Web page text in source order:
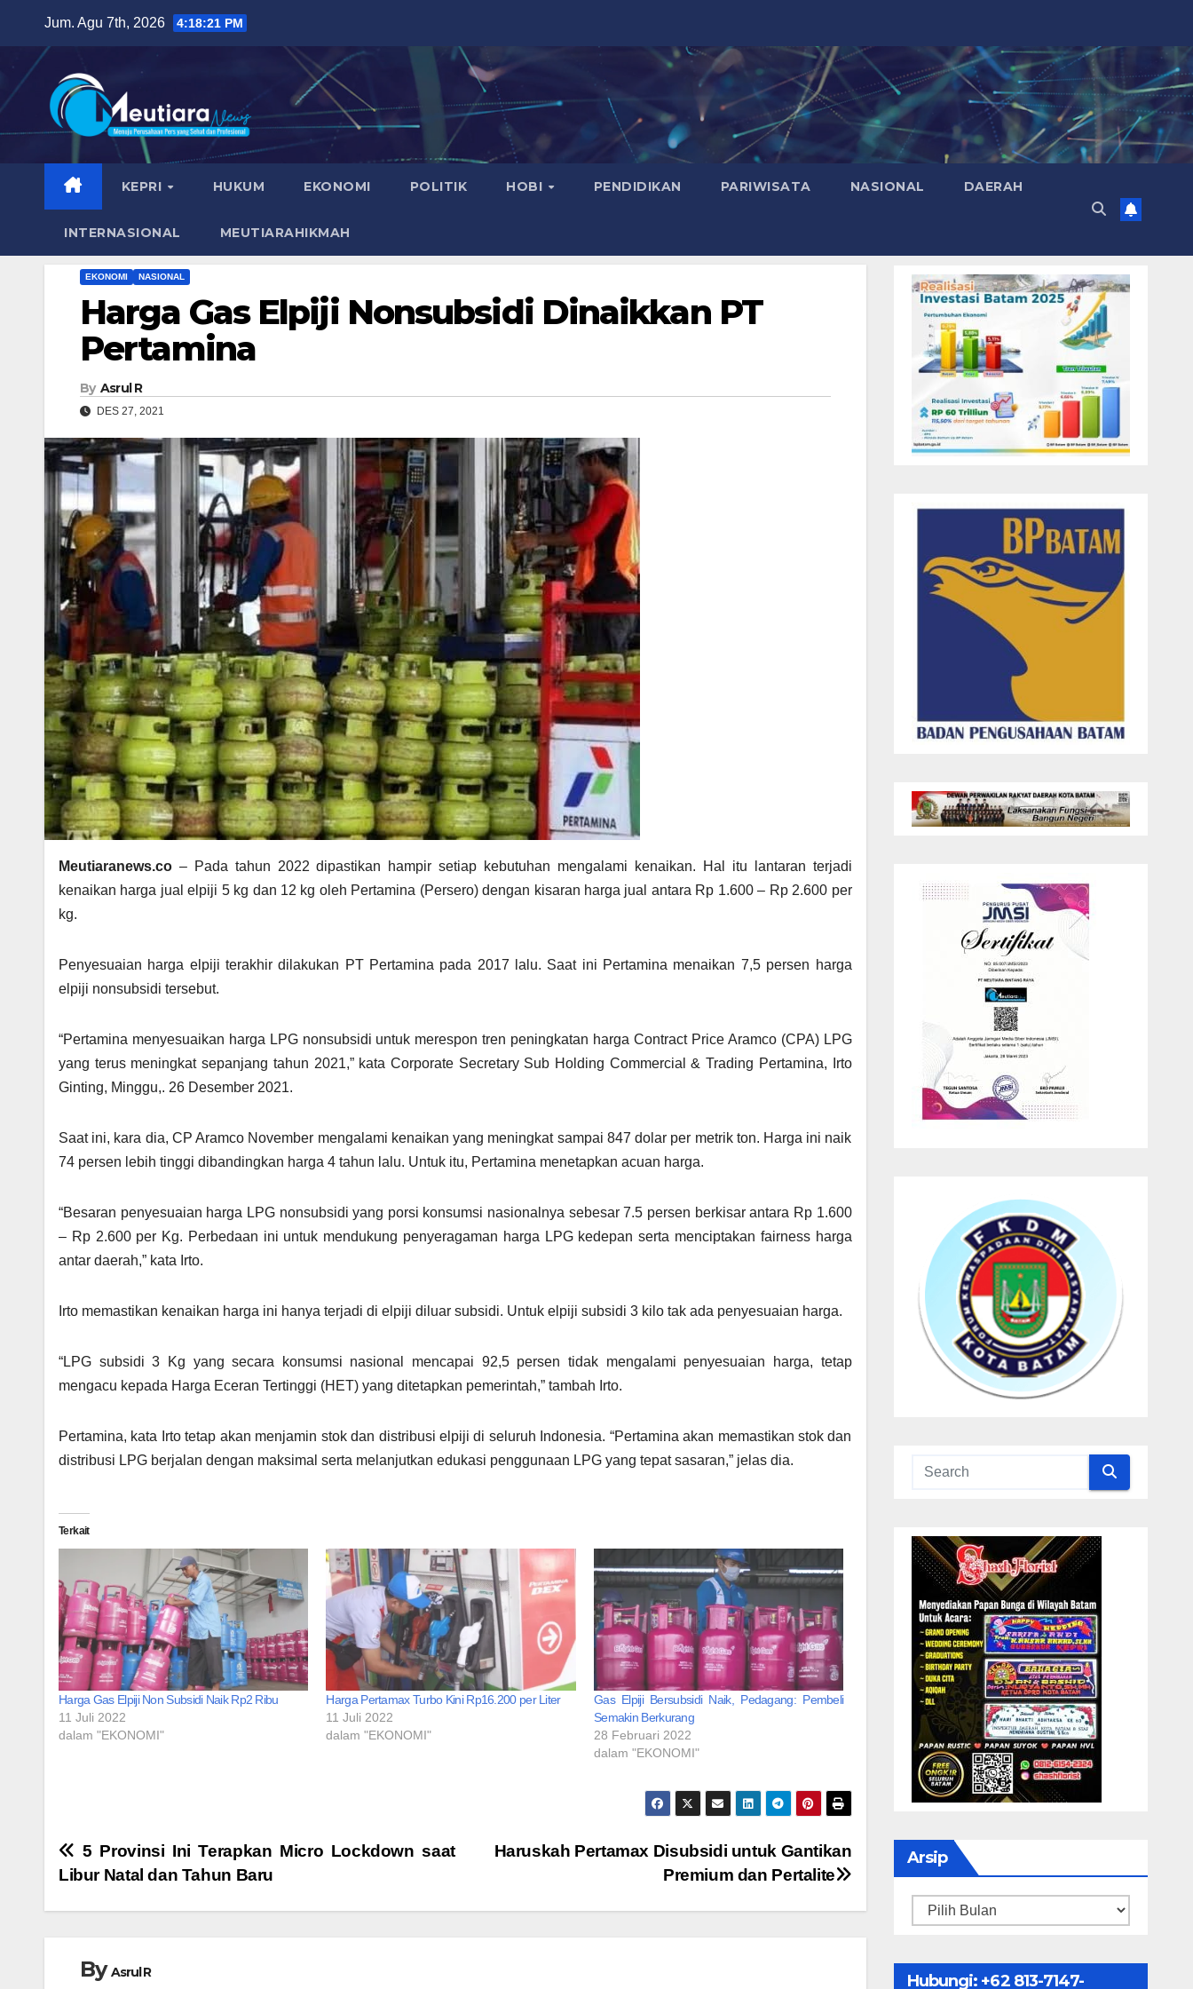
content
Jum. Agu 7th, 2026 4:18:22 PM
KEPRI HUKUM EKONOMI POLITIK HOBI PENDIDIKAN PARIWISATA NASIONAL DAERAH
INTERNASIONAL MEUTIARAHIKMAH
EKONOMI NASIONAL
Harga Gas Elpiji Nonsubsidi Dinaikkan PT
Pertamina
By Asrul R
DES 27, 2021
Meutiaranews.co – Pada tahun 2022 dipastikan hampir setiap kebutuhan mengalami kenaikan. Hal itu lantaran terjadi
kenaikan harga jual elpiji 5 kg dan 12 kg oleh Pertamina (Persero) dengan kisaran harga jual antara Rp 1.600 – Rp 2.600 per
kg.
Penyesuaian harga elpiji terakhir dilakukan PT Pertamina pada 2017 lalu. Saat ini Pertamina menaikan 7,5 persen harga
elpiji nonsubsidi tersebut.
“Pertamina menyesuaikan harga LPG nonsubsidi untuk merespon tren peningkatan harga Contract Price Aramco (CPA) LPG
yang terus meningkat sepanjang tahun 2021,” kata Corporate Secretary Sub Holding Commercial & Trading Pertamina, Irto
Ginting, Minggu,. 26 Desember 2021.
Saat ini, kara dia, CP Aramco November mengalami kenaikan yang meningkat sampai 847 dolar per metrik ton. Harga ini naik
74 persen lebih tinggi dibandingkan harga 4 tahun lalu. Untuk itu, Pertamina menetapkan acuan harga.
“Besaran penyesuaian harga LPG nonsubsidi yang porsi konsumsi nasionalnya sebesar 7.5 persen berkisar antara Rp 1.600
– Rp 2.600 per Kg. Perbedaan ini untuk mendukung penyeragaman harga LPG kedepan serta menciptakan fairness harga
antar daerah,” kata Irto.
Irto memastikan kenaikan harga ini hanya terjadi di elpiji diluar subsidi. Untuk elpiji subsidi 3 kilo tak ada penyesuaian harga.
“LPG subsidi 3 Kg yang secara konsumsi nasional mencapai 92,5 persen tidak mengalami penyesuaian harga, tetap
mengacu kepada Harga Eceran Tertinggi (HET) yang ditetapkan pemerintah,” tambah Irto.
Pertamina, kata Irto tetap akan menjamin stok dan distribusi elpiji di seluruh Indonesia. “Pertamina akan memastikan stok dan
distribusi LPG berjalan dengan maksimal serta melanjutkan edukasi penggunaan LPG yang tepat sasaran,” jelas dia.
Terkait
Harga Gas Elpiji Non Subsidi Naik Rp2 Ribu
11 Juli 2022
dalam "EKONOMI"
Harga Pertamax Turbo Kini Rp16.200 per Liter
11 Juli 2022
dalam "EKONOMI"
Gas Elpiji Bersubsidi Naik, Pedagang: Pembeli
Semakin Berkurang
28 Februari 2022
dalam "EKONOMI"
Navigasi
Haruskah Pertamax Disubsidi untuk Gantikan
Premium dan Pertalite
5 Provinsi Ini Terapkan Micro Lockdown saat
Libur Natal dan Tahun Baru
ByAsrul R
Arsip
Arsip
Hubungi: ‪+62 813-7147-